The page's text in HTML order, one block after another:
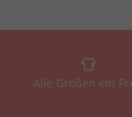
Alle Größen ein